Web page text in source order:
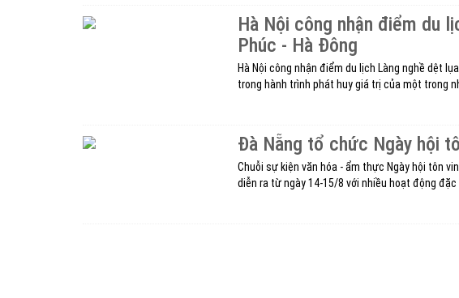
Hà Nội công nhận điểm du
Phúc - Hà Đông
Hà Nội công nhận điểm du lịch Làng nghề dệt
trong hành trình phát huy giá trị của một trong
Đà Nẵng tổ chức Ngày hội
Chuỗi sự kiện văn hóa - ẩm thực Ngày hội tôn
diễn ra từ ngày 14-15/8 với nhiều hoạt động đặc